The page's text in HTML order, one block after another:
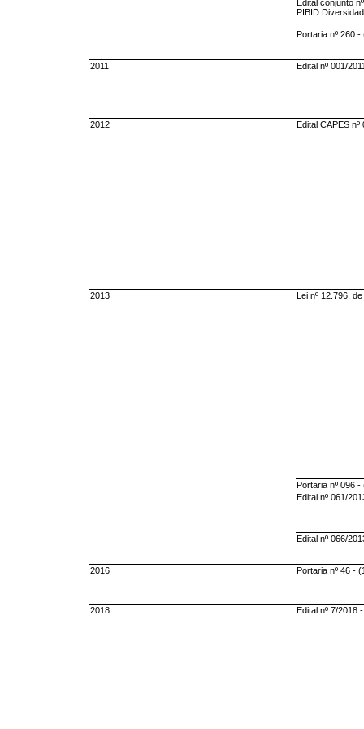
Edital conjunto
PIBID
Portaria nº 260
2011 Edital nº 001/
2012 Edital CAPES
2013 Lei nº 12.796,
Portaria nº 096
Edital nº 061/
Edital nº 066/
2016 Portaria nº 46 -
2018 Edital nº 7/2018